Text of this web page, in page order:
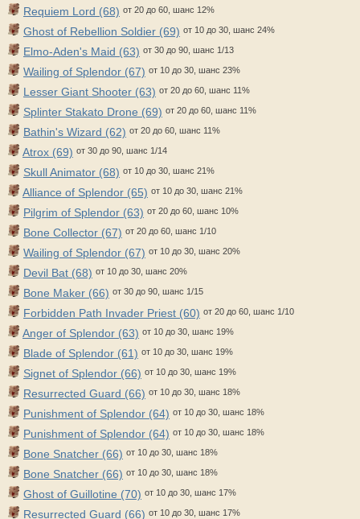
Requiem Lord (68) от 20 до 60, шанс 12%
Ghost of Rebellion Soldier (69) от 10 до 30, шанс 24%
Elmo-Aden's Maid (63) от 30 до 90, шанс 1/13
Wailing of Splendor (67) от 10 до 30, шанс 23%
Lesser Giant Shooter (63) от 20 до 60, шанс 11%
Splinter Stakato Drone (69) от 20 до 60, шанс 11%
Bathin's Wizard (62) от 20 до 60, шанс 11%
Atrox (69) от 30 до 90, шанс 1/14
Skull Animator (68) от 10 до 30, шанс 21%
Alliance of Splendor (65) от 10 до 30, шанс 21%
Pilgrim of Splendor (63) от 20 до 60, шанс 10%
Bone Collector (67) от 20 до 60, шанс 1/10
Wailing of Splendor (67) от 10 до 30, шанс 20%
Devil Bat (68) от 10 до 30, шанс 20%
Bone Maker (66) от 30 до 90, шанс 1/15
Forbidden Path Invader Priest (60) от 20 до 60, шанс 1/10
Anger of Splendor (63) от 10 до 30, шанс 19%
Blade of Splendor (61) от 10 до 30, шанс 19%
Signet of Splendor (66) от 10 до 30, шанс 19%
Resurrected Guard (66) от 10 до 30, шанс 18%
Punishment of Splendor (64) от 10 до 30, шанс 18%
Punishment of Splendor (64) от 10 до 30, шанс 18%
Bone Snatcher (66) от 10 до 30, шанс 18%
Bone Snatcher (66) от 10 до 30, шанс 18%
Ghost of Guillotine (70) от 10 до 30, шанс 17%
Resurrected Guard (66) от 10 до 30, шанс 17%